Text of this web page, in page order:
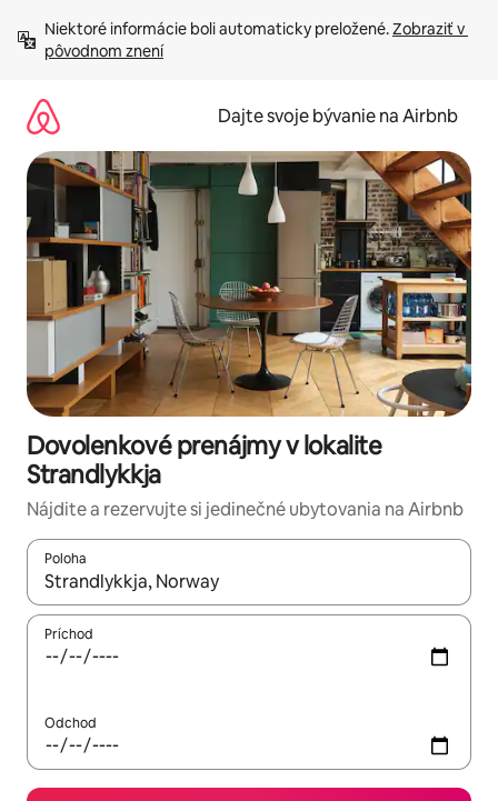
obsah.
Niektoré informácie boli automaticky preložené. Zobraziť v
pôvodnom znení
Dajte svoje bývanie na Airbnb
Dovolenkové prenájmy v lokalite
Strandlykkja
Nájdite a rezervujte si jedinečné ubytovania na Airbnb
Poloha
Keď budú výsledky k dispozícii, môžete si ich prechádzať
Príchod
Odchod